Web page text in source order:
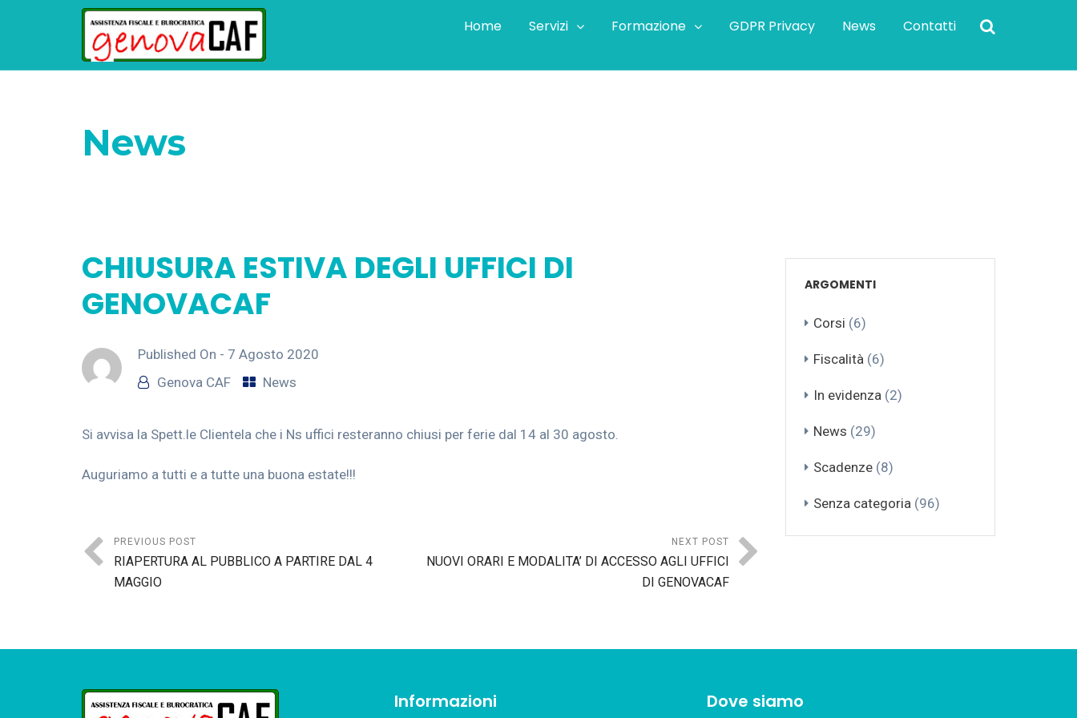
Home Servizi Formazione GDPR Privacy News Contatti
News
CHIUSURA ESTIVA DEGLI UFFICI DI
GENOVACAF
Published On - 7 Agosto 2020
Genova CAF
News
Si avvisa la Spett.le Clientela che i Ns uffici resteranno chiusi per ferie dal 14 al 30 agosto.
Auguriamo a tutti e a tutte una buona estate!!!
PREVIOUS POST
RIAPERTURA AL PUBBLICO A PARTIRE DAL 4
MAGGIO
NEXT POST
NUOVI ORARI E MODALITA’ DI ACCESSO AGLI UFFICI
DI GENOVACAF
ARGOMENTI
Corsi (6)
Fiscalità(6)
In evidenza(2)
News (29)
Scadenze(8)
Senza categoria(96)
Informazioni Dove siamo